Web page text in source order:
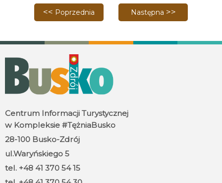
Poprzednia strona: Geny a codzienne nawyki -
Poprzednia Następna strona: Buska
Następna
Centrum Informacji Turystycznej
w Kompleksie #TężniaBusko
28-100 Busko-Zdrój
ul.Waryńskiego 5
tel. +48 41 370 54 15